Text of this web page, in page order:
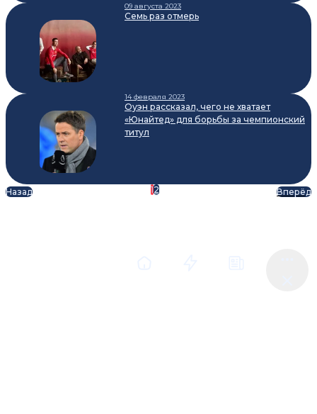
09 августа 2023
Семь раз отмерь
14 февраля 2023
Оуэн рассказал, чего не хватает
«Юнайтед» для борьбы за чемпионский
титул
12
Назад Вперёд